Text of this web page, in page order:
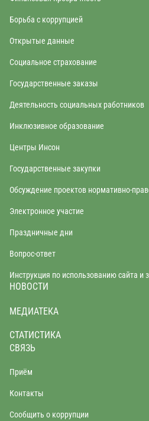
Борьба с коррупцией
Открытые данные
Социальное страхование
Государственные заказы
Деятельность социальных работников
Инклюзивное образование
Центры Инсон
Государственные закупки
Обсуждение проектов нормативно-
Электронное участие
Праздничные дни
Вопрос-ответ
Инструкция по использованию сайта и
НОВОСТИ
МЕДИАТЕКА
СТАТИСТИКА
СВЯЗЬ
Приём
Контакты
Сообщить о коррупции